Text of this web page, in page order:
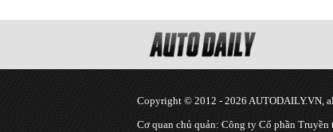
Copyright © 2012 - 2026 AUTODAILY.VN,
Cơ quan chủ quản: Công ty Cổ phần Truyền